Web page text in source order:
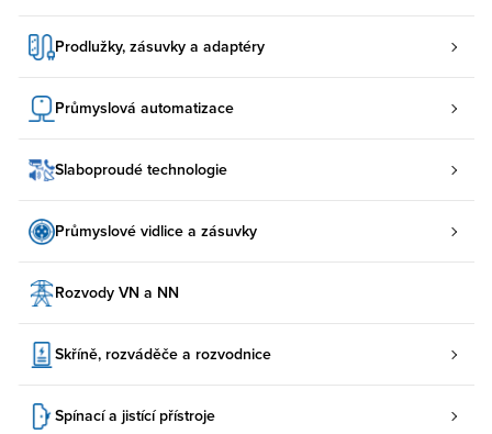
Prodlužky, zásuvky a adaptéry
Průmyslová automatizace
Slaboproudé technologie
Průmyslové vidlice a zásuvky
Rozvody VN a NN
Skříně, rozváděče a rozvodnice
Spínací a jistící přístroje